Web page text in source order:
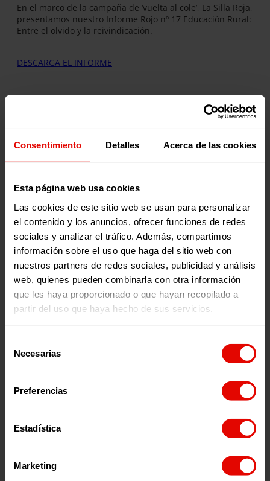
Consentimiento Detalles Acerca de las cookies
Esta página web usa cookies
Las cookies de este sitio web se usan para personalizar
el contenido y los anuncios, ofrecer funciones de redes
sociales y analizar el tráfico. Además, compartimos
información sobre el uso que haga del sitio web con
nuestros partners de redes sociales, publicidad y análisis
web, quienes pueden combinarla con otra información
que les haya proporcionado o que hayan recopilado a
partir del uso que haya hecho de sus servicios.
Necesarias
Preferencias
Estadística
Marketing
En el marco de la campaña de ‘vuelta al cole’, La Silla Roja,
presentamos nuestro Informe Rojo nº 17 Educación Rural:
Entre el olvido y la reivindicación.
DESCARGA EL INFORME
Publicaciones relacionadas:
Memorias
INFORME ANUAL
ENTRECULTURAS 2025
Revista trimestral
REVISTA TRIMESTRAL
101